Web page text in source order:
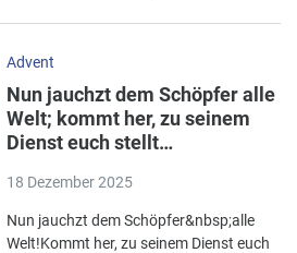
Advent
Nun jauchzt dem Schöpfer alle
Welt; kommt her, zu seinem
Dienst euch stellt…
18 Dezember 2025
Nun jauchzt dem Schöpfer&nbsp;alle
Welt!Kommt her, zu seinem Dienst euch